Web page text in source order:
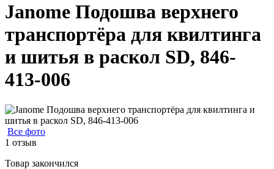
Janome Подошва верхнего
транспортёра для квилтинга
и шитья в раскол SD, 846-
413-006
Все фото
1 отзыв
Товар закончился